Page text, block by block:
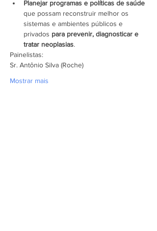
Planejar programas e políticas de saúde
que possam reconstruir melhor os
sistemas e ambientes públicos e
privados para prevenir, diagnosticar e
tratar neoplasias.
Painelistas:
Sr. Antônio Silva (Roche)
Mostrar mais